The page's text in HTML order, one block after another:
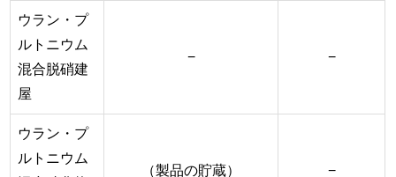
ウラン・プ
ルトニウム
混合脱硝建
屋
− −
ウラン・プ
ルトニウム
（製品の貯蔵） −